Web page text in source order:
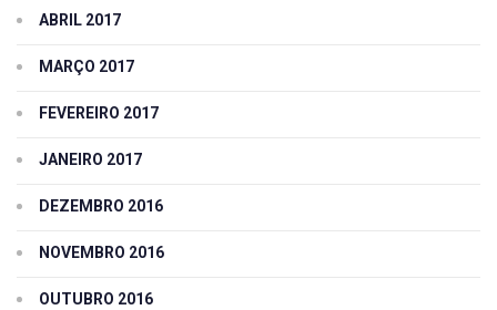
ABRIL 2017
MARÇO 2017
FEVEREIRO 2017
JANEIRO 2017
DEZEMBRO 2016
NOVEMBRO 2016
OUTUBRO 2016